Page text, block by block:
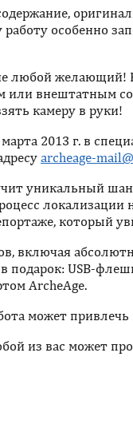
работу особенно
любой желающий!
внештатным
камеру в руки!
2013 г. в
archeage-
уникальный
который
включая
подарок: USB-
ArcheAge.
может
из вас может